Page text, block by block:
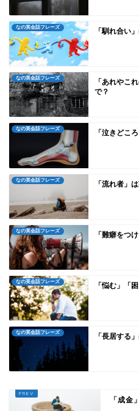
なの英会話フレーズ 「馴れ合い
なの英会話フレーズ
「あれやこ
で？
なの英会話フレーズ 「泣きどこ
なの英会話フレーズ 「流れ者」
なの英会話フレーズ 「難癖をつ
なの英会話フレーズ 「悩む」「
なの英会話フレーズ 「長居する
「成金